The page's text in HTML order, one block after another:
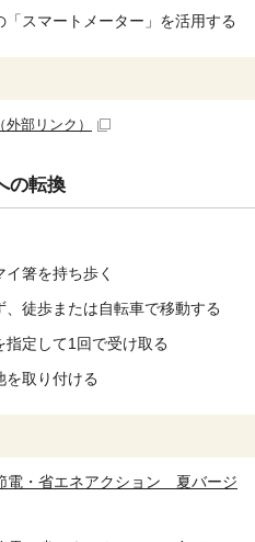
スマートメーター」を活用する
（外部リンク）
の転換
箸を持ち歩く
徒歩または自転車で移動する
定して1回で受け取る
を取り付ける
電・省エネアクション 夏バージ